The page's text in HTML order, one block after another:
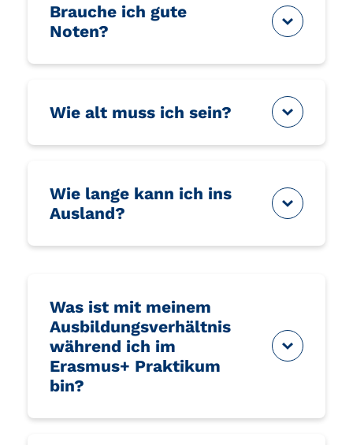
Brauche ich gute
Noten?
Wie alt muss ich sein?
Wie lange kann ich ins
Ausland?
Was ist mit meinem
Ausbildungsverhältnis
während ich im
Erasmus+ Praktikum
bin?